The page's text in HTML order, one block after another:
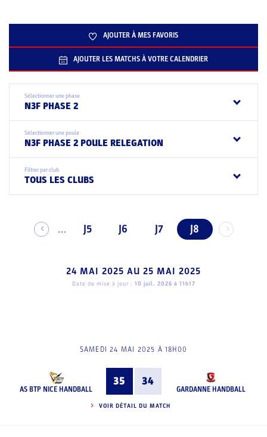
AJOUTER À MES FAVORIS
AJOUTER LES MATCHS À VOTRE CALENDRIER
Sélectionner une phase
N3F PHASE 2
Sélectionner une poule
N3F PHASE 2 POULE RELEGATION
Filtrer par club
TOUS LES CLUBS
... J5 J6 J7 J8
24 MAI 2025 AU 25 MAI 2025
Date de mise à jour : 10 juil. 2026 à 11h17
SAMEDI 24 MAI 2025 À 18H00
AS BTP NICE HANDBALL
35 34
GARDANNE HANDBALL
VOIR DÉTAIL DU MATCH